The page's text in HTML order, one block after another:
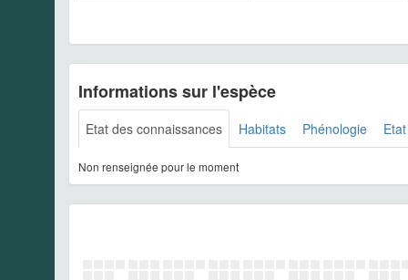
Informations sur l'espèce
Etat des connaissances Habitats Phénologie
Non renseignée pour le moment